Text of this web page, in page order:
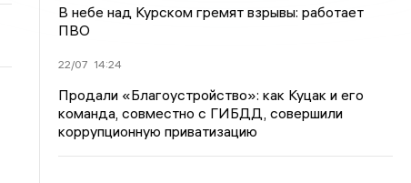
В небе над Курском гремят взрывы: работает
ПВО
22/07 14:24
Продали «Благоустройство»: как Куцак и его
команда, совместно с ГИБДД, совершили
коррупционную приватизацию